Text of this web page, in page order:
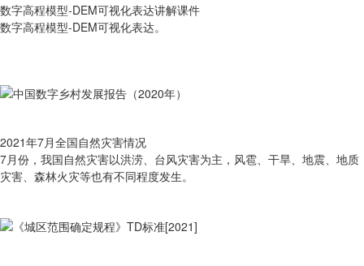
数字高程模型-DEM可视化表达讲解课件
数字高程模型-DEM可视化表达。
2021年7月全国自然灾害情况
7月份，我国自然灾害以洪涝、台风灾害为主，风雹、干旱、地震、地质
灾害、森林火灾等也有不同程度发生。